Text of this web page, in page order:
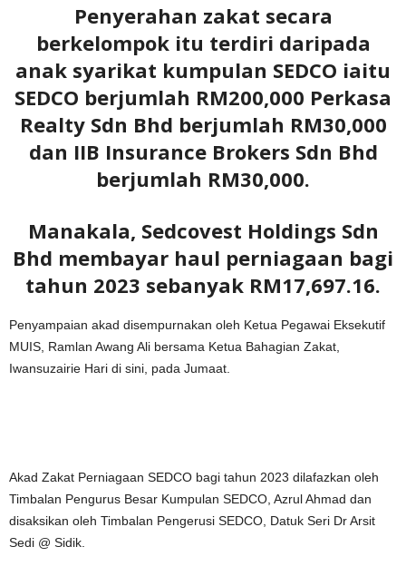
Penyerahan zakat secara
berkelompok itu terdiri daripada
anak syarikat kumpulan SEDCO iaitu
SEDCO berjumlah RM200,000 Perkasa
Realty Sdn Bhd berjumlah RM30,000
dan IIB Insurance Brokers Sdn Bhd
berjumlah RM30,000.
Manakala, Sedcovest Holdings Sdn
Bhd membayar haul perniagaan bagi
tahun 2023 sebanyak RM17,697.16.
Penyampaian akad disempurnakan oleh Ketua Pegawai Eksekutif
MUIS, Ramlan Awang Ali bersama Ketua Bahagian Zakat,
Iwansuzairie Hari di sini, pada Jumaat.
Akad Zakat Perniagaan SEDCO bagi tahun 2023 dilafazkan oleh
Timbalan Pengurus Besar Kumpulan SEDCO, Azrul Ahmad dan
disaksikan oleh Timbalan Pengerusi SEDCO, Datuk Seri Dr Arsit
Sedi @ Sidik.